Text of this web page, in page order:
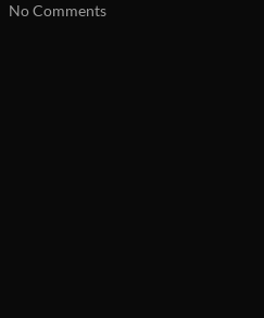
No Comments